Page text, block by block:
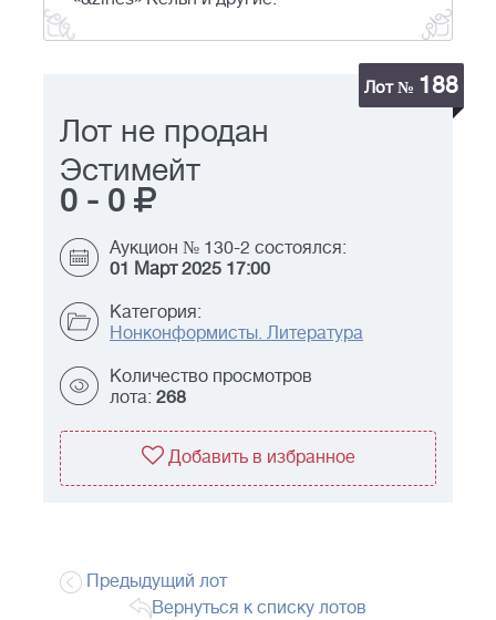
Лот № 188
Лот не продан
Эстимейт
0 - 0
Аукцион № 130-2 состоялся:
01 Март 2025 17:00
Категория:
Нонконформисты. Литература
Количество просмотров
лота: 268
Добавить в избранное
Предыдущий лот
Вернуться к списку лотов